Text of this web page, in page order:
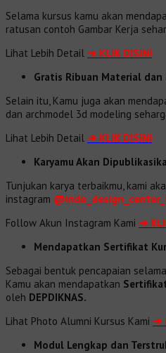
Selama kursus kamu akan
ratusan contoh Gambar Kerja
Lihat Lebih Detail ➔ KLIK DISINI
Gratis Ribuan Material
Selain itu, Kamu juga akan
dan archmodel 3d modeling
Lihat Lebih Detail ➔ KLIK DISINI
Karyamu Akan
Tunjukan karya terbaikmu, kami
instagram
Follow Akun Instagram Kami ➔
Mendapatkan Sertifikat
Sebagai bentuk pencapaian
Kamu akan mendapatkan
oleh DEPDIKNAS.
Lihat Photo Alumni Kursus Kami ➔
Modul Lengkap dan